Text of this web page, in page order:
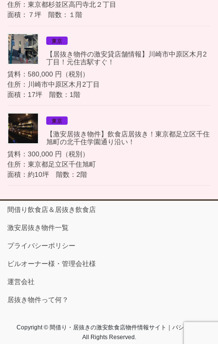
住所：東京都杉並区高円寺北２丁目
面積：７坪 階数：１階
東京
【居抜き物件の激安貸店舗情報】川崎市中原区木月2
丁目！元住吉駅すぐ！
賃料：580,000 円（税別）
住所：川崎市中原区木月2丁目
面積：17坪 階数：1階
東京
【激安居抜き物件】飲食店居抜き！東京都足立区千住
旭町の北千住学園通り沿い！
賃料：300,000 円（税別）
住所：東京都足立区千住旭町
面積：約10坪 階数：2階
間借り飲食店＆居抜き飲食店
激安居抜き物件一覧
プライバシーポリシー
ビルオーナー様・管理会社様
運営会社
居抜き物件って何？
Copyright © 間借り・居抜きの激安飲食店物件情報サイト｜バショコム
All Rights Reserved.